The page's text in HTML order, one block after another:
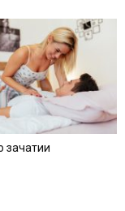
зачатии